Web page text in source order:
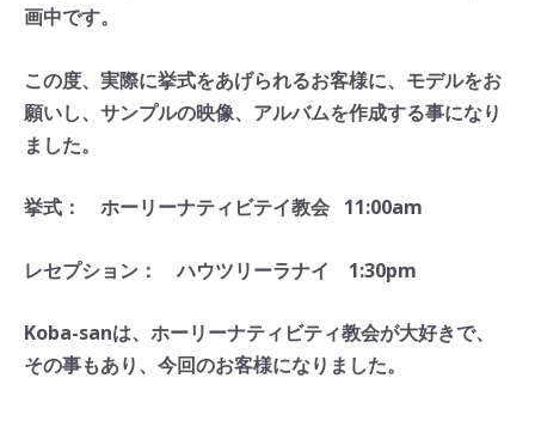
画中です。
この度、実際に挙式をあげられるお客様に、モデルをお
願いし、サンプルの映像、アルバムを作成する事になり
ました。
挙式： ホーリーナティビテイ教会 11:00am
レセプション： ハウツリーラナイ 1:30pm
Koba-sanは、ホーリーナティビティ教会が大好きで、
その事もあり、今回のお客様になりました。